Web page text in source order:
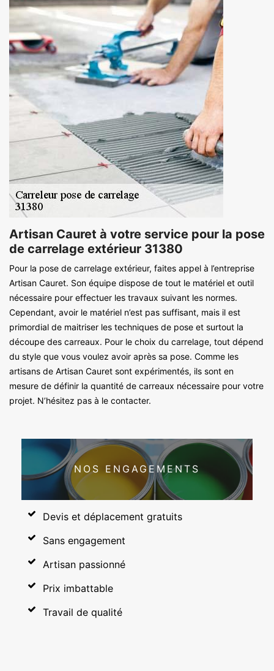
Artisan Cauret à votre service pour la pose
de carrelage extérieur 31380
Pour la pose de carrelage extérieur, faites appel à l’entreprise
Artisan Cauret. Son équipe dispose de tout le matériel et outil
nécessaire pour effectuer les travaux suivant les normes.
Cependant, avoir le matériel n’est pas suffisant, mais il est
primordial de maitriser les techniques de pose et surtout la
découpe des carreaux. Pour le choix du carrelage, tout dépend
du style que vous voulez avoir après sa pose. Comme les
artisans de Artisan Cauret sont expérimentés, ils sont en
mesure de définir la quantité de carreaux nécessaire pour votre
projet. N’hésitez pas à le contacter.
NOS ENGAGEMENTS
Devis et déplacement gratuits
Sans engagement
Artisan passionné
Prix imbattable
Travail de qualité